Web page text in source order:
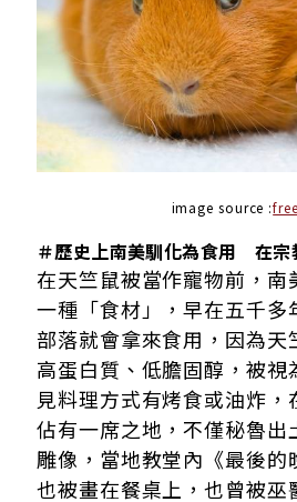
image source :
＃歷史上南美馴化為食用 在宗
在天竺鼠被當作寵物前，南
一種「食材」，早在五千多
部落就會拿來食用，因為天
高蛋白質、低膽固醇，被視
見料理方式有烤食或油炸，
佔有一席之地，不僅秘魯出
雕像，當地教堂內《最後的
也被畫在餐桌上，也曾被巫